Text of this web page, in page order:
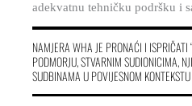
adekvatnu tehničku podršku i
NAMJERA WHA JE PRONAĆI I
PODMORJU, STVARNIM SUDIONICIMA,
SUDBINAMA U POVIJESNOM KONTEKSTU